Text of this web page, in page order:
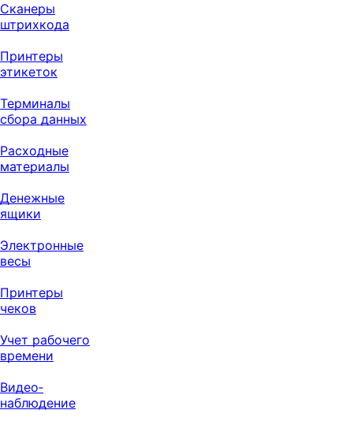
Сканеры
штрихкода
Принтеры
этикеток
Терминалы
сбора данных
Расходные
материалы
Денежные
ящики
Электронные
весы
Принтеры
чеков
Учет рабочего
времени
Видео‑
наблюдение